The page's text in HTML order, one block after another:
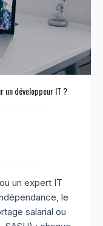
un développeur IT ?
un expert IT
le
salarial ou